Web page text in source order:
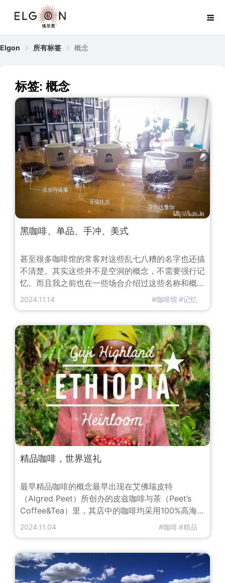
Elgon 所有标签 概念
标签: 概念
黑咖啡、单品、手冲、美式
甚至很多咖啡馆的常客对这些乱七八糟的名字也还搞
不清楚。其实这些并不是空洞的概念，不需要强行记
忆。而且我之前也在一些场合介绍过这些名称和概
念，不过看来这些内容还是应该周期性地张贴一下。
咖啡馆你点一杯「黑咖啡」的话……不管端上来的是
什么，不退款。哈哈哈。那么单品咖啡是什么？
Single Origin Coffe
2024.11.14 #咖啡馆#记忆
精品咖啡，世界巡礼
最早精品咖啡的概念最早出现在艾佛瑞皮特
（Algred Peet）所创办的皮兹咖啡与茶（Peet’s
Coffee&Tea）里，其店中的咖啡均采用100%高海拔
地区所产的小粒种咖啡，使用现磨现泡的模式更是点
次提出了精品咖啡（Specialty Coffee）一词。从此
人们打开了咖啡新世界的大门，精
2024.11.04 #咖啡#精品